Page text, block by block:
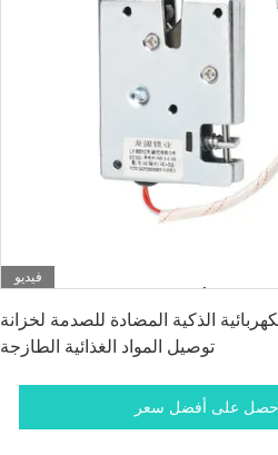
فيديو
الذكية المضادة للصدمة لخزانة
توصيل المواد الغذائية الطازجة
على أفضل سعر